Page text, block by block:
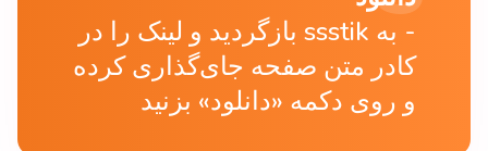
به ssstik بازگردید و لینک را در
کادر متن صفحه جای‌گذاری کرده
و روی دکمه «دانلود» بزنید